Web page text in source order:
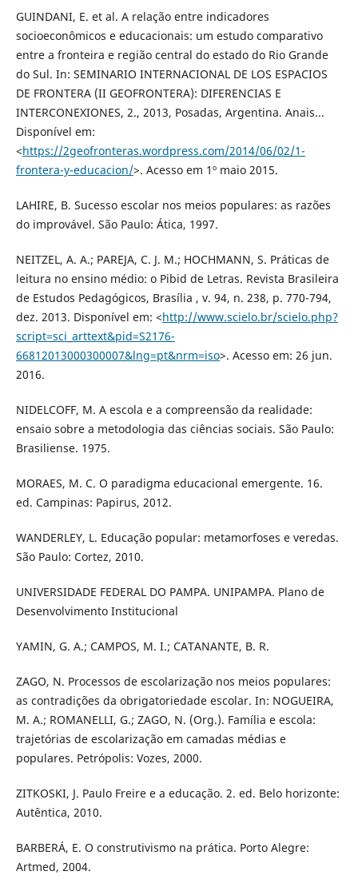
GUINDANI, E. et al. A relação entre indicadores
socioeconômicos e educacionais: um estudo comparativo
entre a fronteira e região central do estado do Rio Grande
do Sul. In: SEMINARIO INTERNACIONAL DE LOS ESPACIOS
DE FRONTERA (II GEOFRONTERA): DIFERENCIAS E
INTERCONEXIONES, 2., 2013, Posadas, Argentina. Anais...
Disponível em:
<https://2geofronteras.wordpress.com/2014/06/02/1-
frontera-y-educacion/>. Acesso em 1º maio 2015.
LAHIRE, B. Sucesso escolar nos meios populares: as razões
do improvável. São Paulo: Ática, 1997.
NEITZEL, A. A.; PAREJA, C. J. M.; HOCHMANN, S. Práticas de
leitura no ensino médio: o Pibid de Letras. Revista Brasileira
de Estudos Pedagógicos, Brasília , v. 94, n. 238, p. 770-794,
dez. 2013. Disponível em: <http://www.scielo.br/scielo.php?
script=sci_arttext&pid=S2176-
66812013000300007&lng=pt&nrm=iso>. Acesso em: 26 jun.
2016.
NIDELCOFF, M. A escola e a compreensão da realidade:
ensaio sobre a metodologia das ciências sociais. São Paulo:
Brasiliense. 1975.
MORAES, M. C. O paradigma educacional emergente. 16.
ed. Campinas: Papirus, 2012.
WANDERLEY, L. Educação popular: metamorfoses e veredas.
São Paulo: Cortez, 2010.
UNIVERSIDADE FEDERAL DO PAMPA. UNIPAMPA. Plano de
Desenvolvimento Institucional
YAMIN, G. A.; CAMPOS, M. I.; CATANANTE, B. R.
ZAGO, N. Processos de escolarização nos meios populares:
as contradições da obrigatoriedade escolar. In: NOGUEIRA,
M. A.; ROMANELLI, G.; ZAGO, N. (Org.). Família e escola:
trajetórias de escolarização em camadas médias e
populares. Petrópolis: Vozes, 2000.
ZITKOSKI, J. Paulo Freire e a educação. 2. ed. Belo horizonte:
Autêntica, 2010.
BARBERÁ, E. O construtivismo na prática. Porto Alegre:
Artmed, 2004.